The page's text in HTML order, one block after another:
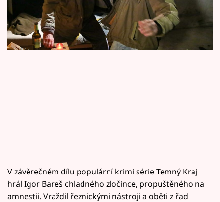
Sledujte prima+
Filmový festival Karlovy Vary
V závěrečném dílu populární krimi série Temný Kraj
hrál Igor Bareš chladného zločince, propuštěného na
amnestii. Vraždil řeznickými nástroji a oběti z řad